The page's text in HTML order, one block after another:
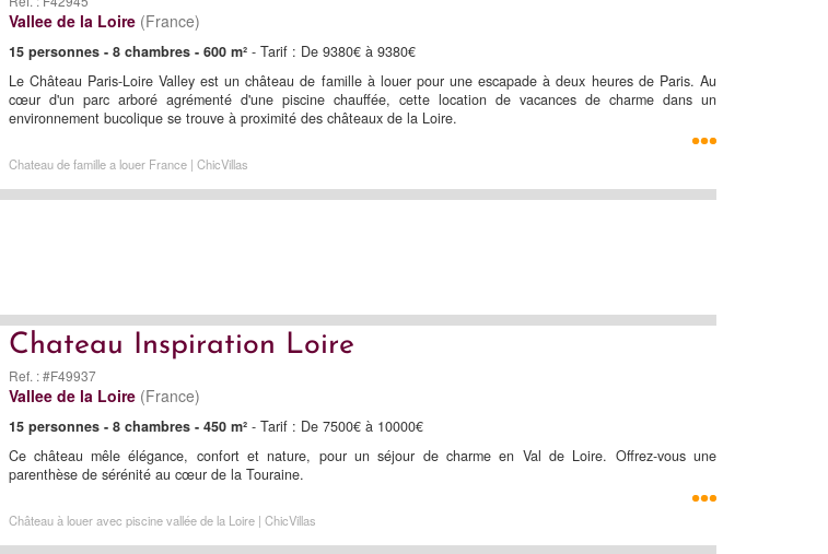
Vallee de la Loire (France)
15 personnes - 8 chambres - 600 m²- Tarif : De 9380€ à 9380€
Le Château Paris-Loire Valley est un château de famille à louer pour une escapade à deux heures de Paris. Au
cœur d'un parc arboré agrémenté d'une piscine chauffée, cette location de vacances de charme dans un
environnement bucolique se trouve à proximité des châteaux de la Loire.
Chateau de famille a louer France | ChicVillas
Chateau Inspiration Loire
Ref. : #F49937
Vallee de la Loire (France)
15 personnes - 8 chambres - 450 m²- Tarif : De 7500€ à 10000€
Ce château mêle élégance, confort et nature, pour un séjour de charme en Val de Loire. Offrez-vous une
parenthèse de sérénité au cœur de la Touraine.
Château à louer avec piscine vallée de la Loire | ChicVillas